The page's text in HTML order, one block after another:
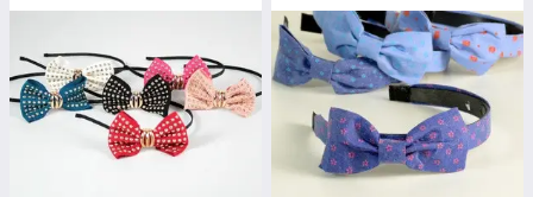
Гумка Дитяча
В наявності великий вибір кольорів гумок середніх розмірів,
виготовляються з перевірених матеріалів,
клієнти будуть задоволені.